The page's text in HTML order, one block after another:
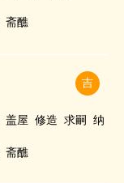
斋醮
吉
盖屋 修造 求嗣
纳
斋醮